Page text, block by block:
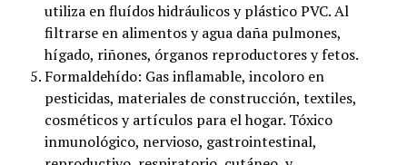
utiliza en fluídos hidráulicos y plástico PVC. Al
filtrarse en alimentos y agua daña pulmones,
hígado, riñones, órganos reproductores y fetos.
Formaldehído: Gas inflamable, incoloro en
pesticidas, materiales de construcción, textiles,
cosméticos y artículos para el hogar. Tóxico
inmunológico, nervioso, gastrointestinal,